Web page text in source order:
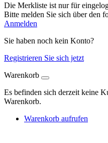
Die Merkliste ist nur für
Bitte melden Sie sich über den
Anmelden
Sie haben noch kein Konto?
Registrieren Sie sich jetzt
Warenkorb
Es befinden sich derzeit keine
Warenkorb.
Warenkorb aufrufen